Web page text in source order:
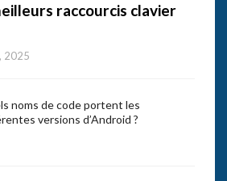
raccourcis clavier
2025
noms de code portent les
versions d’Android ?